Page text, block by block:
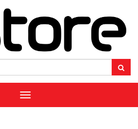
Menu